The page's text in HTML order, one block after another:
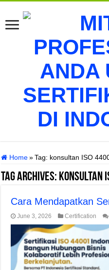
Home » Tag: konsultan ISO
Tag Archives: konsultan
Cara Mendapatkan
June 3, 2026 Certification